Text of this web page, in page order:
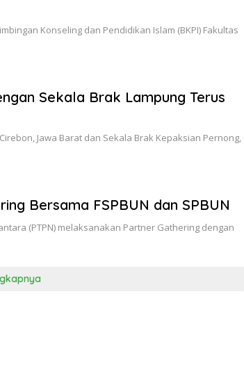
Konseling dan Pendidikan Islam (BKPI) Fakultas
Sekala Brak Lampung Terus
Jawa Barat dan Sekala Brak Kepaksian Pernong,
Bersama FSPBUN dan SPBUN
(PTPN) melaksanakan Partner Gathering dengan